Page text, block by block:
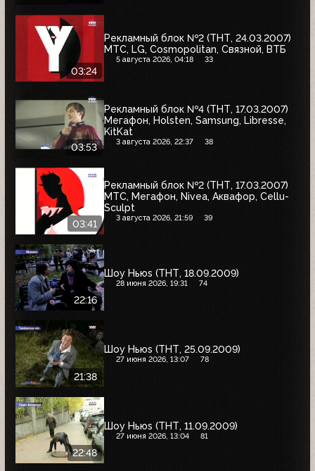
03:24
Рекламный блок №2 (ТНТ, 24.03.2007)
МТС, LG, Cosmopolitan, Связной, ВТБ
5 августа 2026, 04:18 33
03:53
Рекламный блок №4 (ТНТ, 17.03.2007)
Мегафон, Holsten, Samsung, Libresse,
KitKat
3 августа 2026, 22:37 38
03:41
Рекламный блок №2 (ТНТ, 17.03.2007)
МТС, Мегафон, Nivea, Аквафор, Cellu-
Sculpt
3 августа 2026, 21:59 39
22:16
Шоу Ньюs (ТНТ, 18.09.2009)
28 июня 2026, 19:31 74
21:38
Шоу Ньюs (ТНТ, 25.09.2009)
27 июня 2026, 13:07 78
22:48
Шоу Ньюs (ТНТ, 11.09.2009)
27 июня 2026, 13:04 81